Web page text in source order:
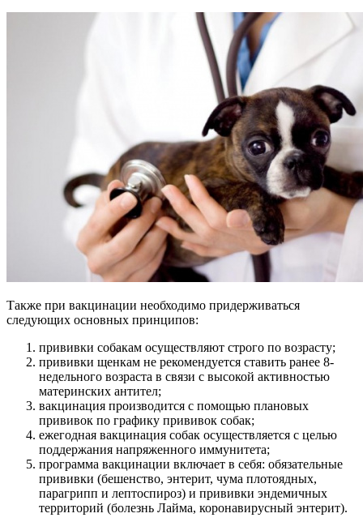
Также при вакцинации необходимо придерживаться
следующих основных принципов:
прививки собакам осуществляют строго по возрасту;
прививки щенкам не рекомендуется ставить ранее 8-
недельного возраста в связи с высокой активностью
материнских антител;
вакцинация производится с помощью плановых
прививок по графику прививок собак;
ежегодная вакцинация собак осуществляется с целью
поддержания напряженного иммунитета;
программа вакцинации включает в себя: обязательные
прививки (бешенство, энтерит, чума плотоядных,
парагрипп и лептоспироз) и прививки эндемичных
территорий (болезнь Лайма, коронавирусный энтерит).